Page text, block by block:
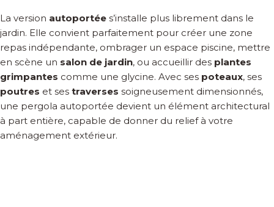
La version autoportées’installe plus librement dans le
jardin. Elle convient parfaitement pour créer une zone
repas indépendante, ombrager un espace piscine, mettre
en scène un salon de jardin, ou accueillir des plantes
grimpantes comme une glycine. Avec ses poteaux, ses
poutres et ses traverses soigneusement dimensionnés,
une pergola autoportée devient un élément architectural
à part entière, capable de donner du relief à votre
aménagement extérieur.